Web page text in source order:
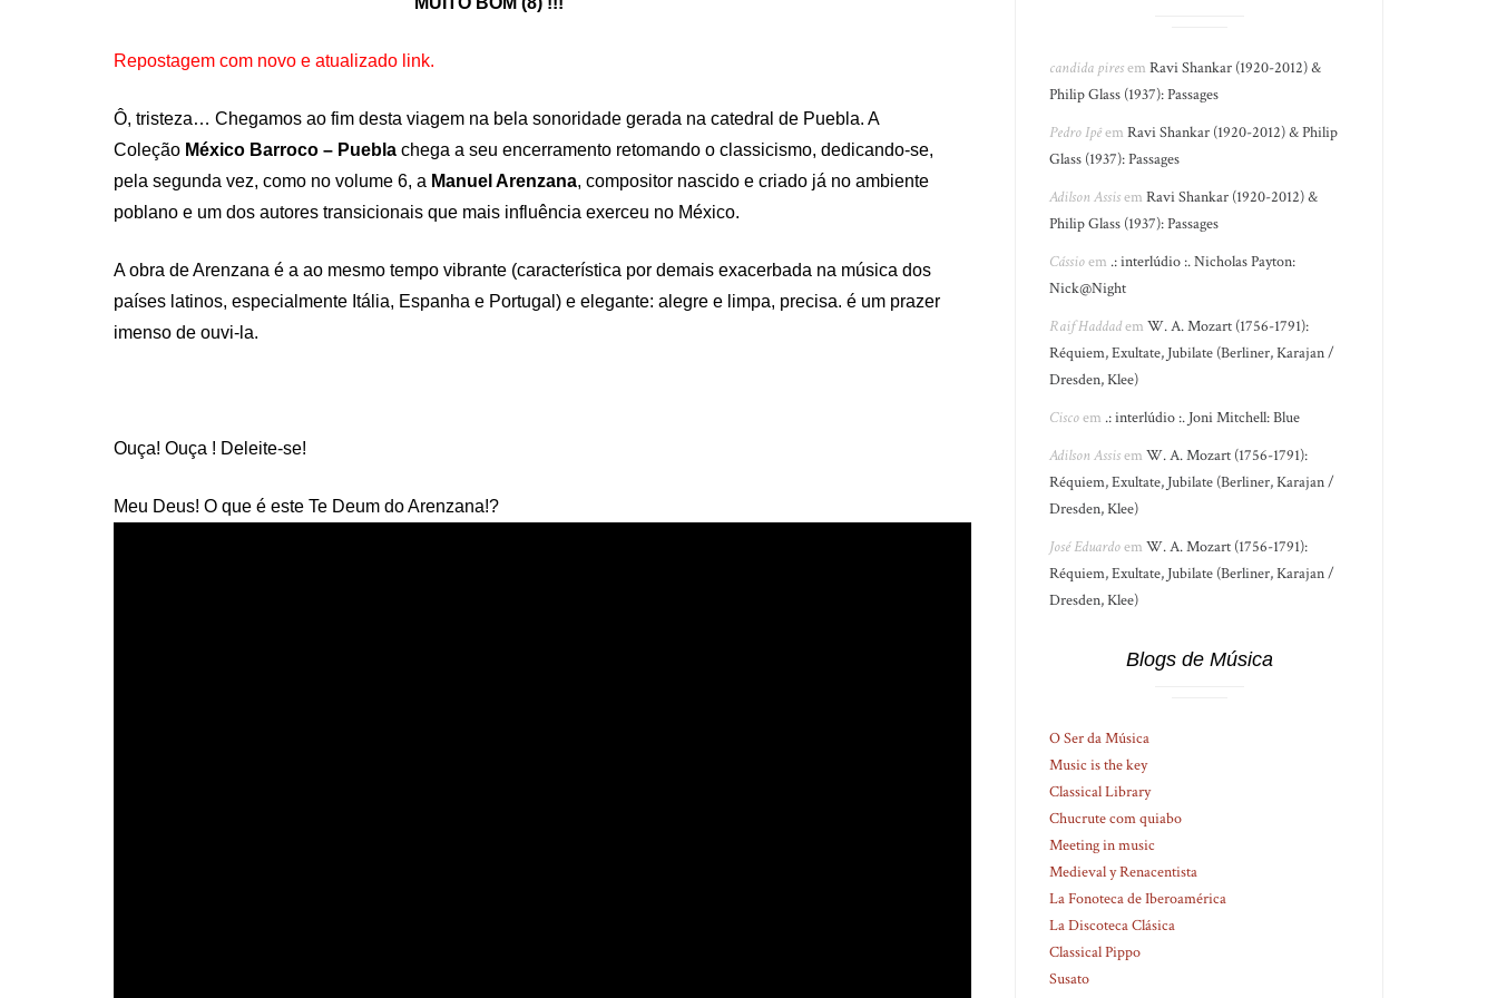
Repostagem com novo e atualizado link.
Ô, tristeza… Chegamos ao fim desta viagem na bela sonoridade gerada na catedral de Puebla. A
Coleção México Barroco – Puebla chega a seu encerramento retomando o classicismo, dedicando-se,
pela segunda vez, como no volume 6, a Manuel Arenzana, compositor nascido e criado já no ambiente
poblano e um dos autores transicionais que mais influência exerceu no México.
A obra de Arenzana é a ao mesmo tempo vibrante (característica por demais exacerbada na música dos
países latinos, especialmente Itália, Espanha e Portugal) e elegante: alegre e limpa, precisa. é um prazer
imenso de ouvi-la.
Ouça! Ouça ! Deleite-se!
Meu Deus! O que é este Te Deum do Arenzana!?
candida piresemRavi Shankar (1920-2012) &
Philip Glass (1937): Passages
Pedro IpêemRavi Shankar (1920-2012) & Philip
Glass (1937): Passages
Adilson AssisemRavi Shankar (1920-2012) &
Philip Glass (1937): Passages
Cássioem .: interlúdio :. Nicholas Payton:
Nick@Night
Raif HaddademW. A. Mozart (1756-1791):
Réquiem, Exultate, Jubilate (Berliner, Karajan /
Dresden, Klee)
Ciscoem .: interlúdio :. Joni Mitchell: Blue
Adilson AssisemW. A. Mozart (1756-1791):
Réquiem, Exultate, Jubilate (Berliner, Karajan /
Dresden, Klee)
José EduardoemW. A. Mozart (1756-1791):
Réquiem, Exultate, Jubilate (Berliner, Karajan /
Dresden, Klee)
Blogs de Música
O Ser da Música
Music is the key
Classical Library
Chucrute com quiabo
Meeting in music
Medieval y Renacentista
La Fonoteca de Iberoamérica
La Discoteca Clásica
Classical Pippo
Susato